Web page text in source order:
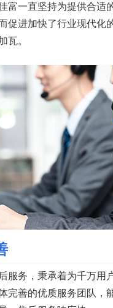
富一直坚持为提供合适
促进加快了行业现代化
瓦。
服务，秉承着为千万用
完善的优质服务团队，